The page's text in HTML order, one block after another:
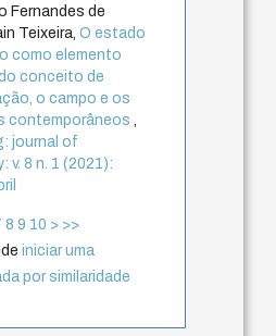
Fernandes de
Teixeira,O estado
como elemento
conceito de
o campo e os
contemporâneos,
journal of
v. 8 n. 1 (2021):
8 9 10 > >>
iniciar uma
por similaridade